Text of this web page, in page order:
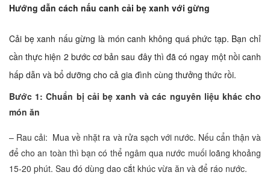
Hướng dẫn cách nấu canh cải bẹ xanh với gừng
Cải bẹ xanh nấu gừng là món canh không quá phức tạp. Bạn chỉ
cần thực hiện 2 bước cơ bản sau đây thì đã có ngay một nồi canh
hấp dẫn và bổ dưỡng cho cả gia đình cùng thưởng thức rồi.
Bước 1: Chuẩn bị cải bẹ xanh và các nguyên liệu khác cho
món ăn
– Rau cải: Mua về nhặt ra và rửa sạch với nước. Nếu cẩn thận và
để cho an toàn thì bạn có thể ngâm qua nước muối loãng khoảng
15-20 phút. Sau đó dùng dao cắt khúc vừa ăn và để ráo nước.